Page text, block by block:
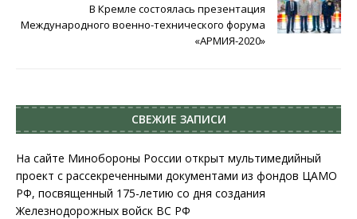
В Кремле состоялась презентация
Международного военно-технического форума
«АРМИЯ-2020»
СВЕЖИЕ ЗАПИСИ
На сайте Минобороны России открыт мультимедийный
проект с рассекреченными документами из фондов ЦАМО
РФ, посвященный 175-летию со дня создания
Железнодорожных войск ВС РФ